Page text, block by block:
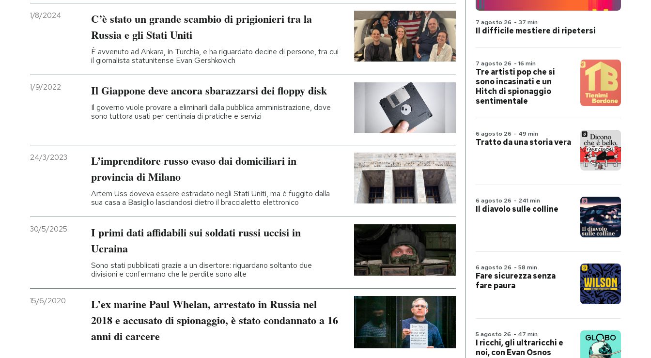
1/8/2024
C’è stato un grande scambio di prigionieri tra la
Russia e gli Stati Uniti
È avvenuto ad Ankara, in Turchia, e ha riguardato decine di persone, tra cui
il giornalista statunitense Evan Gershkovich
1/9/2022 Il Giappone deve ancora sbarazzarsi dei floppy disk
Il governo vuole provare a eliminarli dalla pubblica amministrazione, dove
sono tuttora usati per centinaia di pratiche e servizi
24/3/2023
L’imprenditore russo evaso dai domiciliari in
provincia di Milano
Artem Uss doveva essere estradato negli Stati Uniti, ma è fuggito dalla
sua casa a Basiglio lasciandosi dietro il braccialetto elettronico
30/5/2025
I primi dati affidabili sui soldati russi uccisi in
Ucraina
Sono stati pubblicati grazie a un disertore: riguardano soltanto due
divisioni e confermano che le perdite sono alte
15/6/2020
L’ex marine Paul Whelan, arrestato in Russia nel
2018 e accusato di spionaggio, è stato condannato a 16
anni di carcere
7 agosto 26 - 37 min
Il difficile mestiere di ripetersi
7 agosto 26 - 16 min
Tre artisti pop che si
sono incasinati e un
Hitch di spionaggio
sentimentale
6 agosto 26 - 49 min
Tratto da una storia vera
6 agosto 26 - 241 min
Il diavolo sulle colline
6 agosto 26 - 58 min
Fare sicurezza senza
fare paura
5 agosto 26 - 47 min
I ricchi, gli ultraricchi e
noi, con Evan Osnos